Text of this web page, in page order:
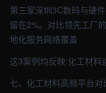
第三家深圳3C数码与硬
留在2%。对比领先工厂
地化服务网络覆盖
这3案例均反映:化工材料
七、化工材料高频平台对